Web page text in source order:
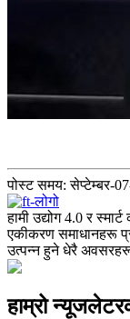
पोस्ट समय: सेप्टेम्बर-
हामी उद्योग 4.0 र
एकीकरण समाधानहरू
उत्पन्न हुने धेरै
हाम्रो